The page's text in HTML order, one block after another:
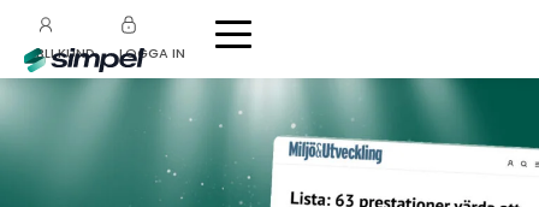
BLI KUND LOGGA IN